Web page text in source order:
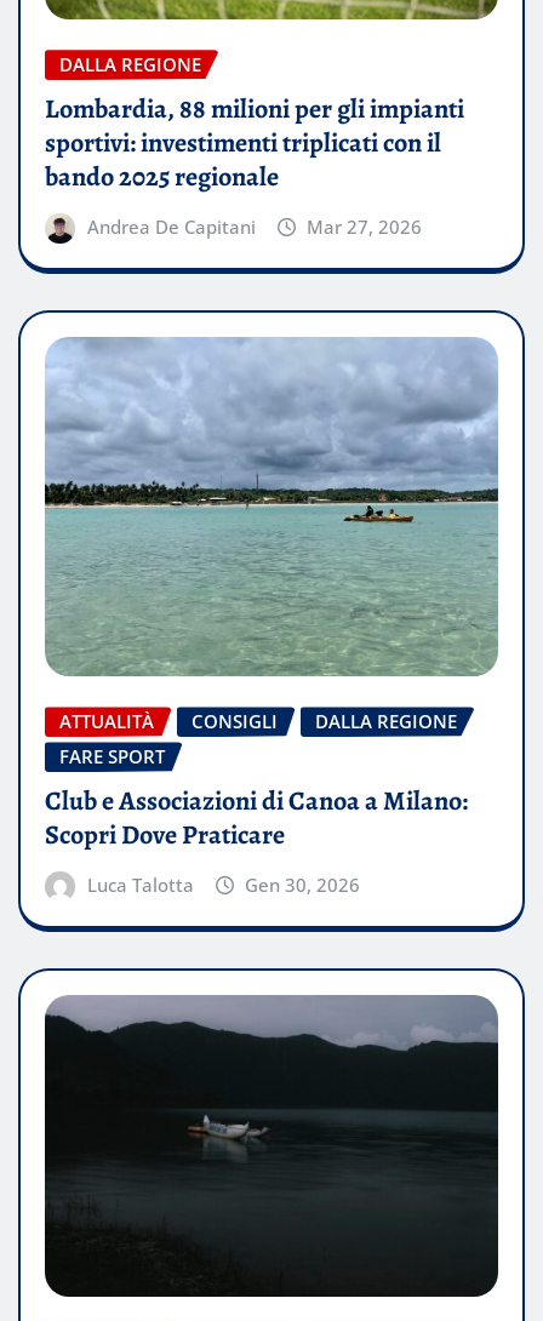
DALLA REGIONE
Lombardia, 88 milioni per gli impianti
sportivi: investimenti triplicati con il
bando 2025 regionale
Andrea De Capitani Mar 27, 2026
ATTUALITÀ CONSIGLI
DALLA REGIONE
FARE SPORT
Club e Associazioni di Canoa a Milano:
Scopri Dove Praticare
Luca Talotta Gen 30, 2026